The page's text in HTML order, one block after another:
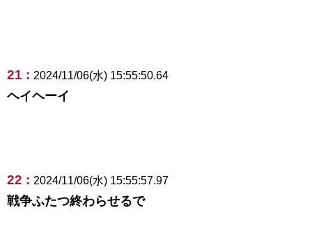
21 : 2024/11/06(水) 15:55:50.64
ヘイヘーイ
22 : 2024/11/06(水) 15:55:57.97
戦争ふたつ終わらせるで